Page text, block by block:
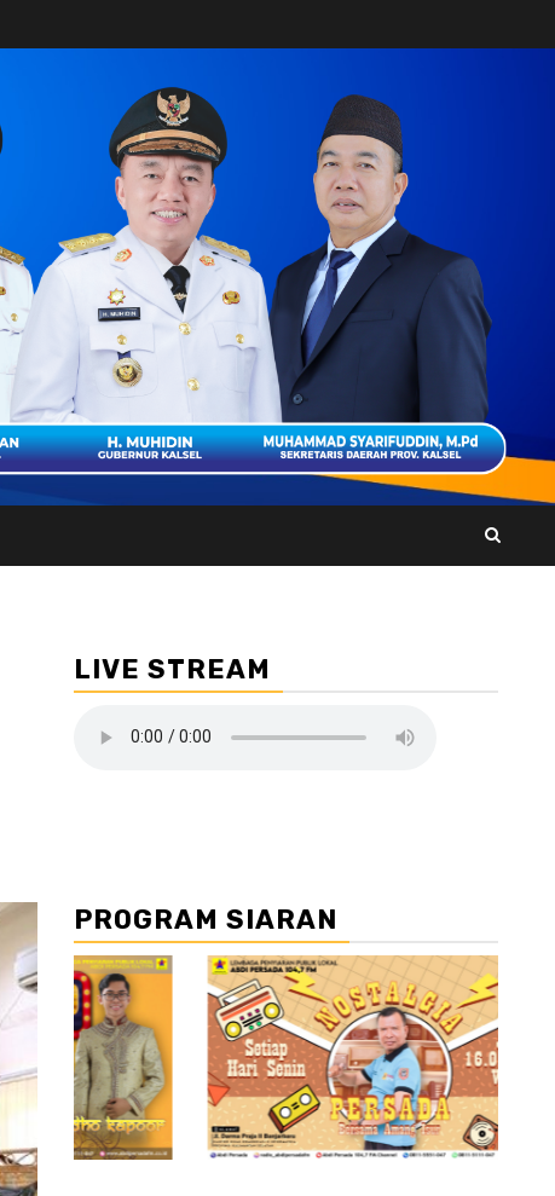
LIVE STREAM
PROGRAM SIARAN
//4 //5